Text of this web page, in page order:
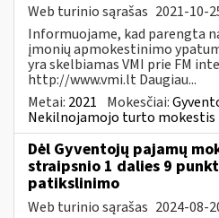
Web turinio sąrašas 2021-10-
Informuojame, kad parengta
įmonių apmokestinimo
yra skelbiamas VMI prie FM
http://www.vmi.lt Daugiau...
Metai: 2021 Mokesčiai:
Nekilnojamojo turto mokestis
Dėl Gyventojų pajamų
straipsnio 1 dalies 9
patikslinimo
Web turinio sąrašas 2024-08-